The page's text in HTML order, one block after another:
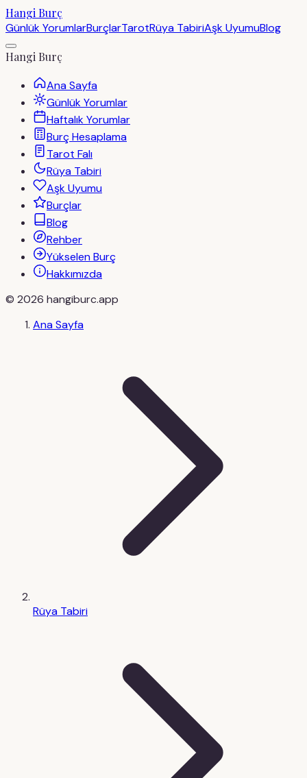
Hangi Burç
Günlük YorumlarBurçlarTarotRüya TabiriAşk UyumuBlog
Hangi Burç
Ana Sayfa
Günlük Yorumlar
Haftalık Yorumlar
Burç Hesaplama
Tarot Falı
Rüya Tabiri
Aşk Uyumu
Burçlar
Blog
Rehber
Yükselen Burç
Hakkımızda
© 2026 hangiburc.app
Ana Sayfa
Rüya Tabiri